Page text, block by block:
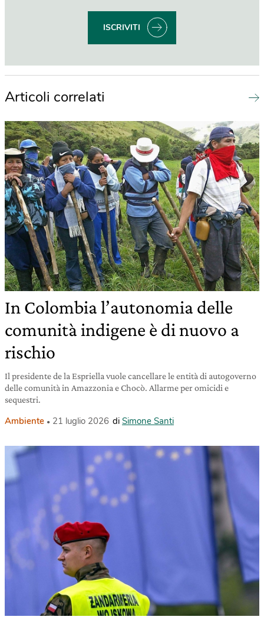
ISCRIVITI
Articoli correlati
In Colombia l’autonomia delle
comunità indigene è di nuovo a
rischio
Il presidente de la Espriella vuole cancellare le entità di autogoverno
delle comunità in Amazzonia e Chocò. Allarme per omicidi e
sequestri.
Ambiente 21 luglio 2026 di Simone Santi